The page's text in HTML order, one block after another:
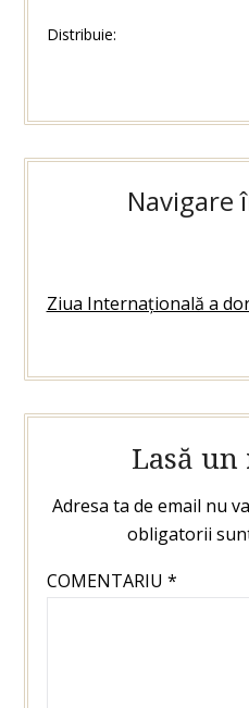
Distribuie:
Navigare
Ziua Internațională a
Lasă
Adresa ta de email nu
obligatorii
COMENTARIU *